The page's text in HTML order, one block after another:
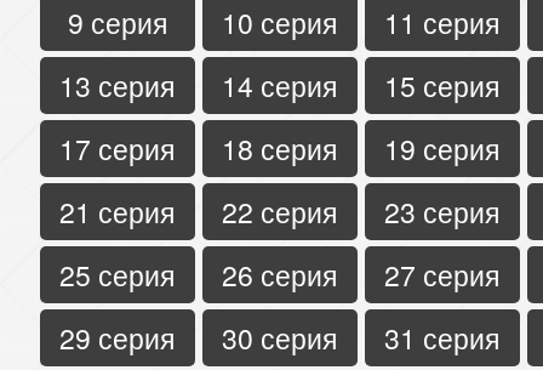
9 серия
10 серия
11 серия
13 серия
14 серия
15 серия
17 серия
18 серия
19 серия
21 серия
22 серия
23 серия
25 серия
26 серия
27 серия
29 серия
30 серия
31 серия